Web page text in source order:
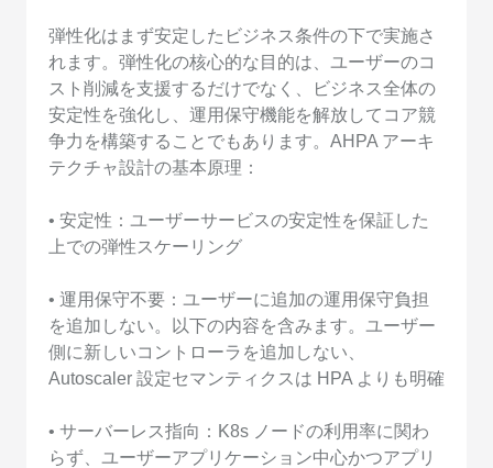
弾性化はまず安定したビジネス条件の下で実施さ
れます。弾性化の核心的な目的は、ユーザーのコ
スト削減を支援するだけでなく、ビジネス全体の
安定性を強化し、運用保守機能を解放してコア競
争力を構築することでもあります。AHPA アーキ
テクチャ設計の基本原理：
• 安定性：ユーザーサービスの安定性を保証した
上での弾性スケーリング
• 運用保守不要：ユーザーに追加の運用保守負担
を追加しない。以下の内容を含みます。ユーザー
側に新しいコントローラを追加しない、
Autoscaler 設定セマンティクスは HPA よりも明確
• サーバーレス指向：K8s ノードの利用率に関わ
らず、ユーザーアプリケーション中心かつアプリ